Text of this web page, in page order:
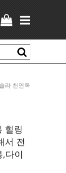
라 천연옥
힐링
서 전
다이